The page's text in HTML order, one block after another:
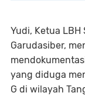
Yudi, Ketua
Garudasiber,
yang diduga
G di wilayah